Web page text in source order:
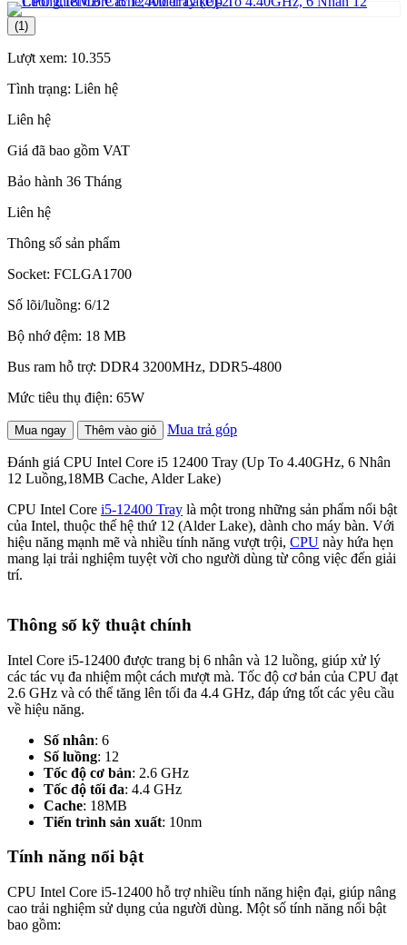
(1)
Lượt xem: 10.355
Tình trạng: Liên hệ
Liên hệ
Giá đã bao gồm VAT
Bảo hành 36 Tháng
Liên hệ
Thông số sản phẩm
Socket: FCLGA1700
Số lõi/luồng: 6/12
Bộ nhớ đệm: 18 MB
Bus ram hỗ trợ: DDR4 3200MHz, DDR5-4800
Mức tiêu thụ điện: 65W
Mua ngay Thêm vào giỏ Mua trả góp
Đánh giá CPU Intel Core i5 12400 Tray (Up To 4.40GHz, 6 Nhân
12 Luồng,18MB Cache, Alder Lake)
CPU Intel Core i5-12400 Tray là một trong những sản phẩm nổi bật
của Intel, thuộc thế hệ thứ 12 (Alder Lake), dành cho máy bàn. Với
hiệu năng mạnh mẽ và nhiều tính năng vượt trội, CPU này hứa hẹn
mang lại trải nghiệm tuyệt vời cho người dùng từ công việc đến giải
trí.
Thông số kỹ thuật chính
Intel Core i5-12400 được trang bị 6 nhân và 12 luồng, giúp xử lý
các tác vụ đa nhiệm một cách mượt mà. Tốc độ cơ bản của CPU đạt
2.6 GHz và có thể tăng lên tối đa 4.4 GHz, đáp ứng tốt các yêu cầu
về hiệu năng.
Số nhân: 6
Số luồng: 12
Tốc độ cơ bản: 2.6 GHz
Tốc độ tối đa: 4.4 GHz
Cache: 18MB
Tiến trình sản xuất: 10nm
Tính năng nổi bật
CPU Intel Core i5-12400 hỗ trợ nhiều tính năng hiện đại, giúp nâng
cao trải nghiệm sử dụng của người dùng. Một số tính năng nổi bật
bao gồm: